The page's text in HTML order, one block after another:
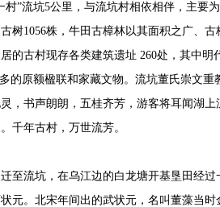
村”流坑5公里，与流坑村相依相伴，主
1056株，牛田古樟林以其面积之广、
的古村现存各类建筑遗址 260处，其中
原额楹联和家藏文物。流坑董氏崇文重
，书声朗朗，五桂齐芳，游客将耳闻湖
千年古村，万世流芳。
至流坑，在乌江边的白龙塘开基垦田经
元。北宋年间出的武状元，名叫董藻当